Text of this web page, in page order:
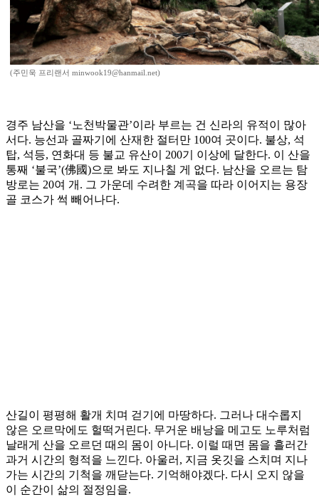
(주민욱 프리랜서 minwook19@hanmail.net)
경주 남산을 ‘노천박물관’이라 부르는 건 신라의 유적이 많아
서다. 능선과 골짜기에 산재한 절터만 100여 곳이다. 불상, 석
탑, 석등, 연화대 등 불교 유산이 200기 이상에 달한다. 이 산을
통째 ‘불국’(佛國)으로 봐도 지나칠 게 없다. 남산을 오르는 탐
방로는 20여 개. 그 가운데 수려한 계곡을 따라 이어지는 용장
골 코스가 썩 빼어나다.
산길이 평평해 활개 치며 걷기에 마땅하다. 그러나 대수롭지
않은 오르막에도 헐떡거린다. 무거운 배낭을 메고도 노루처럼
날래게 산을 오르던 때의 몸이 아니다. 이럴 때면 몸을 흘러간
과거 시간의 형적을 느낀다. 아울러, 지금 옷깃을 스치며 지나
가는 시간의 기척을 깨닫는다. 기억해야겠다. 다시 오지 않을
이 순간이 삶의 절정임을.